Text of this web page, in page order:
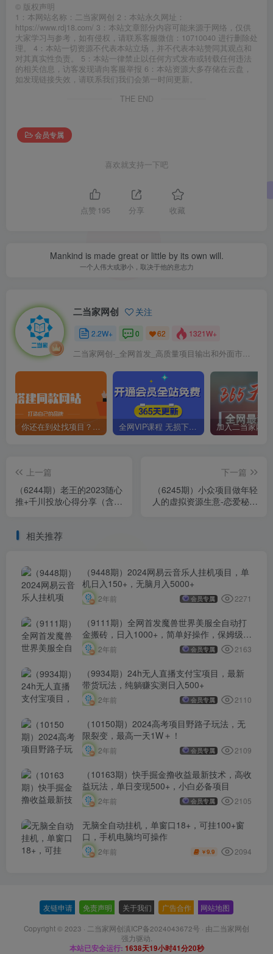
© 版权声明
1：本网站名称：二当家网创 2：本站永久网址：
https://www.rdj18.com/ 3：本站文章部分内容可能来源于网络，仅供
大家学习与参考，如有侵权，请联系客服微信：10710040 进行删除处
理。 4：本站一切资源不代表本站立场，并不代表本站赞同其观点和
对其真实性负责。 5：本站一律禁止以任何方式发布或转载任何违法
的相关信息，访客发现请向客服举报 6：本站资源大多存储在云盘，
如发现链接失效，请联系我们我们会第一时间更新。
THE END
会员专属
喜欢就支持一下吧
点赞 195 分享 收藏
Mankind is made great or little by its own will.
一个人伟大或渺小，取决于他的意志力
二当家网创 关注
2.2W+ 0 62 1321W+
你还在到处找项目？还在当韭菜？我靠卖项目一个月收入5万+，曾经我也是个失败者。 全网VIP课程 无损下载~
上一篇
（6244期）老王的2023随心
推+千川投放心得分享（含3
下一篇
（6245期）小众项目做年轻
人的虚拟资源生意-恋爱秘籍
相关推荐
（9448期）2024网易云音乐人挂机项目，单
机日入150+，无脑月入5000+
2年前 会员专属 2271
（9111期）全网首发魔兽世界美服全自动打
金搬砖，日入1000+，简单好操作，保姆级教
学
2年前 会员专属 2163
（9934期）24h无人直播支付宝项目，最新
带货玩法，纯躺赚实测日入500+
2年前 会员专属 2110
（10150期）2024高考项目野路子玩法，无
限裂变，最高一天1W＋！
2年前 会员专属 2109
（10163期）快手掘金撸收益最新技术，高收
益玩法，单日变现500+，小白必备项目
2年前 会员专属 2105
无脑全自动挂机，单窗口18+，可挂100+窗
口，手机电脑均可操作
2年前 ￥9.9 2094
友链申请 免责声明 关于我们 广告合作 网站地图
Copyright © 2023 · 二当家网创滇ICP备2024043672号 · 由二当家网创
强力驱动.
本站已安全运行: 1638天19小时41分21秒